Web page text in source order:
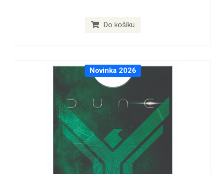
Do košíku
Novinka 2026